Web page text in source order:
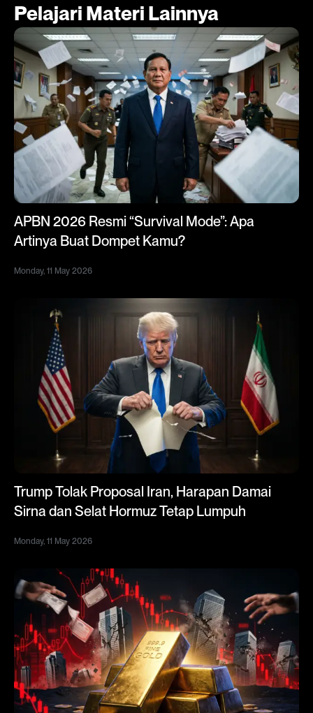
Pelajari Materi Lainnya
APBN 2026 Resmi “Survival Mode”: Apa
Artinya Buat Dompet Kamu?
Monday, 11 May 2026
Trump Tolak Proposal Iran, Harapan Damai
Sirna dan Selat Hormuz Tetap Lumpuh
Monday, 11 May 2026